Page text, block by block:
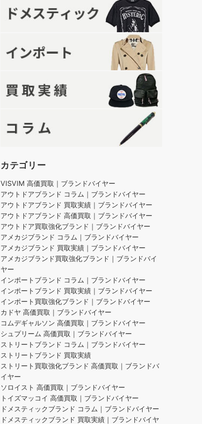
カテゴリー
VISVIM 高価買取｜ブランドバイヤー
アウトドアブランド コラム｜ブランドバイヤー
アウトドアブランド 買取実績｜ブランドバイヤー
アウトドアブランド 高価買取｜ブランドバイヤー
アウトドア買取強化ブランド｜ブランドバイヤー
アメカジブランド コラム｜ブランドバイヤー
アメカジブランド 買取実績｜ブランドバイヤー
アメカジブランド買取強化ブランド｜ブランドバイ
ヤー
インポートブランド コラム｜ブランドバイヤー
インポートブランド 買取実績｜ブランドバイヤー
インポート買取強化ブランド｜ブランドバイヤー
カドヤ 高価買取｜ブランドバイヤー
コムデギャルソン 高価買取｜ブランドバイヤー
シュプリーム 高価買取｜ブランドバイヤー
ストリートブランド コラム｜ブランドバイヤー
ストリートブランド 買取実績
ストリート買取強化ブランド 高価買取｜ブランドバ
イヤー
ソロイスト 高価買取｜ブランドバイヤー
トイズマッコイ 高価買取｜ブランドバイヤー
ドメスティックブランド コラム｜ブランドバイヤー
ドメスティックブランド 買取実績｜ブランドバイヤ